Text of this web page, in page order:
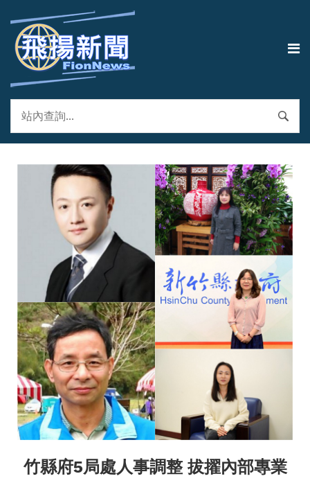
竹縣府5局處人事調整 拔擢內部專業